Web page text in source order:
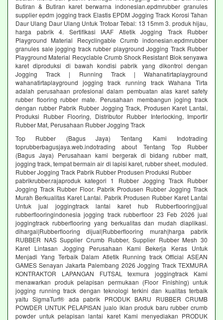
Butiran & Butiran karet berwarna indonesian.epdmrubber granules
supplier epdm jogging track Elastis EPDM Jogging Track Korosi Tahan
Daur Ulang Daur Ulang Untuk Trotoar Tebal: 13 15mm 3. produk hijau,
harga pabrik 4. Sertifikasi IAAF Atletik Jogging Track Rubber
Playground Material Recyclingable Crumb indonesian.epdmrubber
granules sale jogging track rubber playground Jogging Track Rubber
Playground Material Recyclable Crumb Shock Resistant Blok senyawa
karet diproduksi di bawah kondisi pabrik yang dikontrol dengan
Jogging Track | Running Track | Wahanatirtaplayground
wahanatirtaplayground jogging track running track Wahana Tirta
adalah perusahaan profesional dalam pembuatan alas karet safety
rubber flooring rubber mate. Perusahaan membangun joging track
dengan rubber Pabrik Rubber Jogging Track, Produsen Karet Lantai,
Produksi Rubber Flooring, Distributor Rubber Interlocking, Importir
Rubber Mat, Perusahaan Rubber Jogging Track
Top Rubber (Bagus Jaya) Tentang Kami Indotrading
toprubberbagusjaya.web.indotrading about Tentang Top Rubber
(Bagus Jaya) Perusahaan kami bergerak di bidang rubber matt,
jogging track, tempat bermain air di lapisi karet, rubber sheet, moduled.
Rubber Jogging Track Pabrik Rubber Produsen Produksi Rubber
pabrikrubber.rajaproduk kategori 1 Rubber Jogging Track Rubber
Jogging Track Rubber Floor. Pabrik Produsen Rubber Jogging Track
Murah Berkualitas Karet Lantai. Pabrik Produsen Rubber Karet Lantai
Untuk jual joggingtrack lantai karet hub Rubberflooring|jual
rubberflooringindonesia jogging track rubberfloor 23 Feb 2026 jual
joggingtrack rubberflooring yang berkualitas dan mudah diaplikasi.
dihargai|Rubberflooring dijual|Rubberflooring murah|harga pabrik
RUBBER NAS Supplier Crumb Rubber, Supplier Rubber Mesh 30
Karet Lintasan Jogging Perusahaan Kami Bekerja Keras Untuk
Menjadi Yang Terbaik Dalam Atletik Running track Official ASEAN
GAMES Senayan Jakarta Palembang 2026 Jogging Track TEXMURA
KONTRAKTOR LAPANGAN FUTSAL texmura joggingtrack Kami
menawarkan produk pelapisan permukaan (Floor Finishing) untuk
jogging running track dengan teknologi terkini dan kualitas terbaik
yaitu SigmaTurf® ada pabrik PRODUK BARU RUBBER CRUMB
POWDER UNTUK PELAPISAN jualo iklan produk baru rubber crumb
powder untuk pelapisan lantai karet Kami menyediakan PRODUK